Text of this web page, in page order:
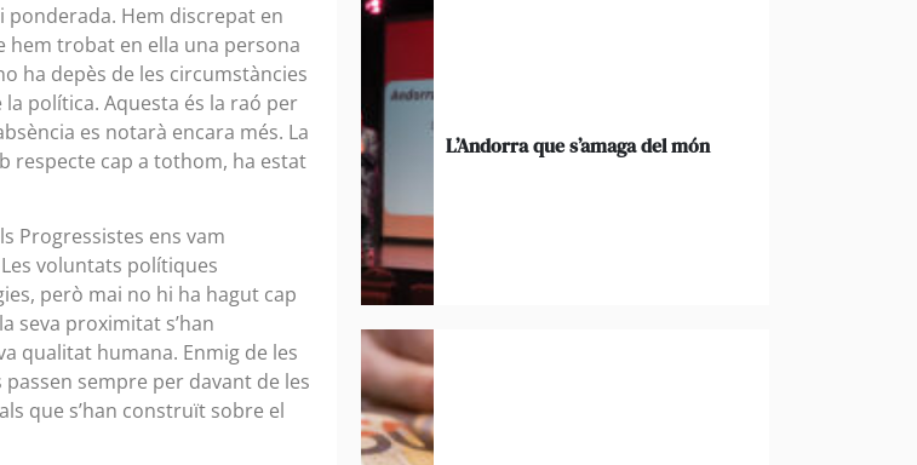
ponderada. Hem discrepat en
hem trobat en ella una persona
ha depès de les circumstàncies
la política. Aquesta és la raó per
es notarà encara més. La
respecte cap a tothom, ha estat
Progressistes ens vam
voluntats polítiques
però mai no hi ha hagut cap
seva proximitat s’han
qualitat humana. Enmig de les
sempre per davant de les
que s’han construït sobre el
L’Andorra que s’amaga del món